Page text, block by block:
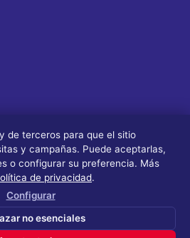
de terceros para que el sitio
y campañas. Puede aceptarlas,
o configurar su preferencia. Más
de privacidad.
Configurar
no esenciales